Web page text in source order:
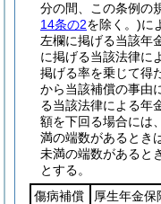
分の間、この条例の
14条の2を除く。)に
左欄に掲げる当該年
に掲げる当該法律に
掲げる率を乗じて得
から当該補償の事由
る当該法律による年
額を下回る場合には
満の端数があるとき
未満の端数があると
とする。
傷病補償
厚生年金保